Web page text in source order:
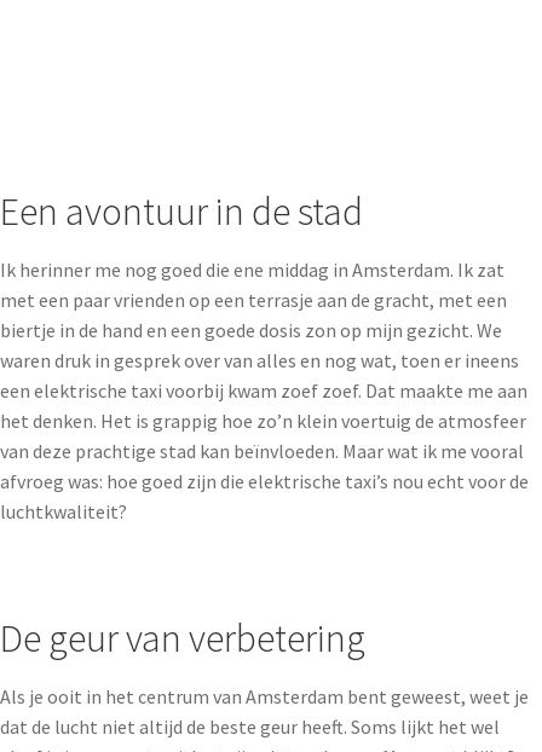
Een avontuur in de stad
Ik herinner me nog goed die ene middag in Amsterdam. Ik zat
met een paar vrienden op een terrasje aan de gracht, met een
biertje in de hand en een goede dosis zon op mijn gezicht. We
waren druk in gesprek over van alles en nog wat, toen er ineens
een elektrische taxi voorbij kwam zoef zoef. Dat maakte me aan
het denken. Het is grappig hoe zo’n klein voertuig de atmosfeer
van deze prachtige stad kan beïnvloeden. Maar wat ik me vooral
afvroeg was: hoe goed zijn die elektrische taxi’s nou echt voor de
luchtkwaliteit?
De geur van verbetering
Als je ooit in het centrum van Amsterdam bent geweest, weet je
dat de lucht niet altijd de beste geur heeft. Soms lijkt het wel